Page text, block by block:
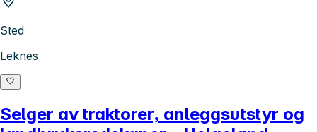
Sted
Leknes
Selger av traktorer, anleggsutstyr og